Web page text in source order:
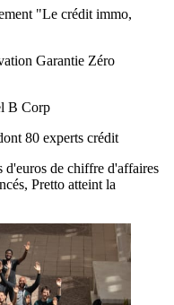
"Le crédit immo,
Garantie Zéro
B Corp
80 experts crédit
d'euros de chiffre d'affaires
Pretto atteint la